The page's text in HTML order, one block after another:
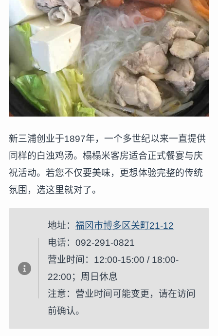
新三浦创业于1897年，一个多世纪以来一直提供
同样的白浊鸡汤。榻榻米客房适合正式餐宴与庆
祝活动。若您不仅要美味，更想体验完整的传统
氛围，选这里就对了。
地址： 福冈市博多区关町21-12
电话：092-291-0821
营业时间：12:00-15:00 / 18:00-
22:00；周日休息
注意：营业时间可能变更，请在访问
前确认。